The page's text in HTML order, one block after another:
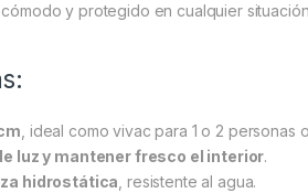
y protegido en cualquier
, ideal como vivac para 1 o 2 personas
luz y mantener fresco el interior.
hidrostática , resistente al agua.